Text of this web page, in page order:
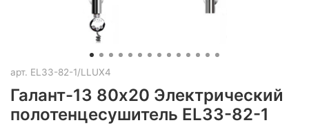
арт. EL33-82-1/LLUX4
Галант-13 80х20 Электрический
полотенцесушитель EL33-82-1